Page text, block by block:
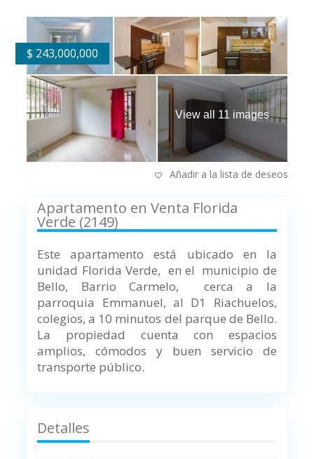
$ 243,000,000
View all 11 images
Añadir a la lista de deseos
Apartamento en Venta Florida
Verde (2149)
Este apartamento está ubicado en la
unidad Florida Verde, en el municipio de
Bello, Barrio Carmelo, cerca a la
parroquia Emmanuel, al D1 Riachuelos,
colegios, a 10 minutos del parque de Bello.
La propiedad cuenta con espacios
amplios, cómodos y buen servicio de
transporte público.
Detalles